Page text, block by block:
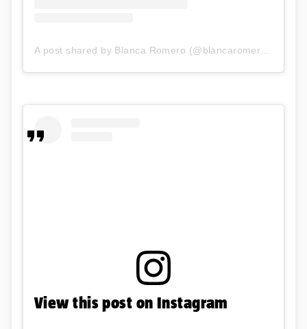
View this post on Instagram